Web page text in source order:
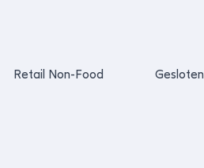
Retail Non-Food Gesloten